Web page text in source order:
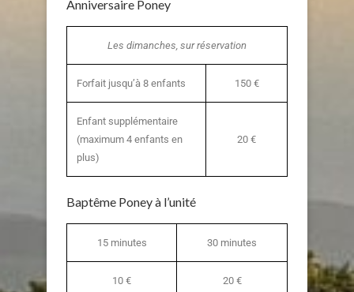
Anniversaire Poney
Les dimanches, sur réservation
Forfait jusqu’à 8 enfants 150 €
Enfant supplémentaire
(maximum 4 enfants en
plus)
20 €
Baptême Poney à l’unité
15 minutes 30 minutes
10 € 20 €